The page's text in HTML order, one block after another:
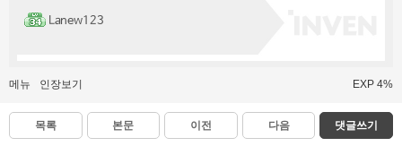
Lanew123
메뉴 인장보기 EXP 4%
목록 본문 이전 다음 댓글쓰기